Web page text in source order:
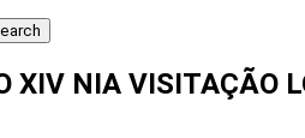
XIV NIA VISITAÇÃO